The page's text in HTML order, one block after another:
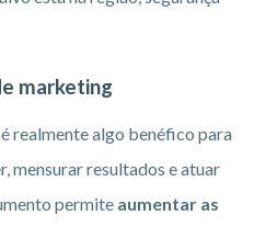
marketing
realmente algo benéfico para
mensurar resultados e atuar
permite aumentar as